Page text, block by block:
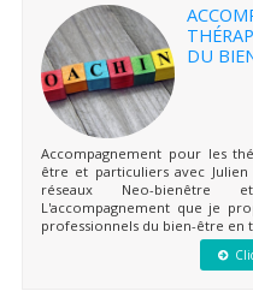
DU
Accompagnement pour les
être et particuliers avec
réseaux Neo-bienêtre
L'accompagnement que je
professionnels du bien-être en